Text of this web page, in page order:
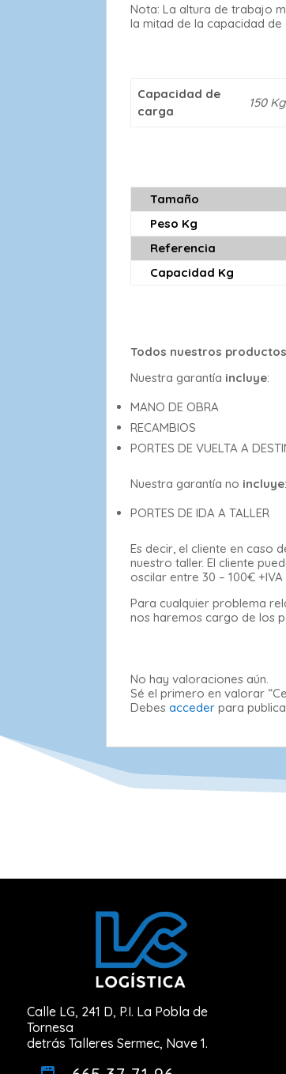
Nota: La altura de trabajo
la mitad de la capacidad de
Capacidad de
carga
150 Kg
Tamaño
Peso Kg
Referencia
Capacidad Kg
Todos nuestros
Nuestra garantía incluye:
MANO DE OBRA
RECAMBIOS
PORTES DE VUELTA A
Nuestra garantía no incluye:
PORTES DE IDA A TALLER
Es decir, el cliente en caso
nuestro taller. El cliente
oscilar entre 30 – 100€
Para cualquier problema
nos haremos cargo de los
No hay valoraciones aún.
Sé el primero en valorar
Debesacceder para
Calle LG, 241 D, P.I. La Pobla de
Tornesa
detrás Talleres Sermec, Nave 1.